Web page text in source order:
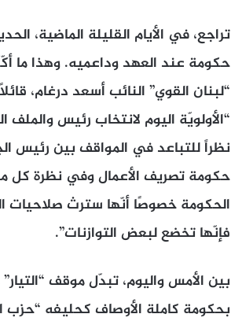
تراجع، في الأيام القليلة الماضية،
حكومة عند العهد وداعميه. وهذا ما
“الأولويّة اليوم لانتخاب رئيس
نظراً للتباعد في المواقف بين رئيس
حكومة تصريف الأعمال وفي نظرة كل
الحكومة خصوصًا أنّها سترث صلاحيات
فإنّها تخضع لبعض التوازنات”.
بين الأمس واليوم، تبدّل موقف
بحكومة كاملة الأوصاف كحليفه “حزب